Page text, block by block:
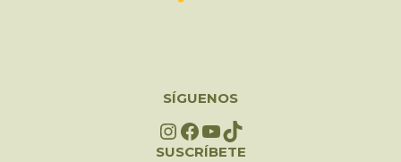
SÍGUENOS
InstagramFacebook YouTube TikTok
SUSCRÍBETE